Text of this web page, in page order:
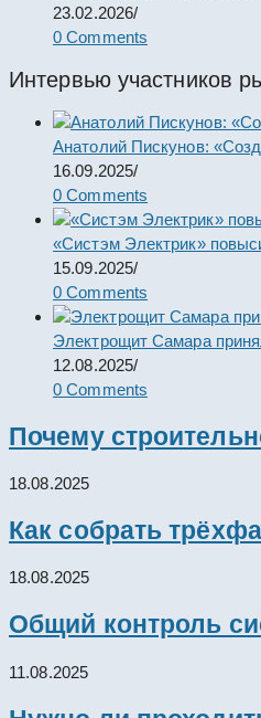
23.02.2026/
0 Comments
Интервью участников
Анатолий Пискунов:
16.09.2025/
0 Comments
«Систэм Электрик»
15.09.2025/
0 Comments
Электрощит Самара
12.08.2025/
0 Comments
Почему
18.08.2025
Как собрать
18.08.2025
Общий контроль
11.08.2025